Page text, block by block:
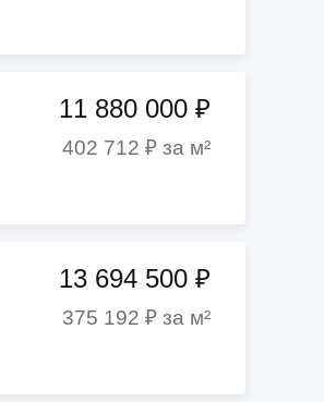
11 880 000 ₽
402 712 ₽ за м²
13 694 500 ₽
375 192 ₽ за м²